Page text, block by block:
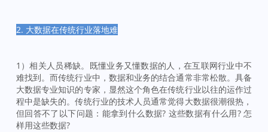
2. 大数据在传统行业落地难
1）相关人员稀缺。既懂业务又懂数据的人，在互联网行业中不
难找到。而传统行业中，数据和业务的结合通常非常松散。具备
大数据专业知识的专家，显然这个角色在传统行业以往的运作过
程中是缺失的。传统行业的技术人员通常觉得大数据很潮很热，
但回答不了以下问题：能拿到什么数据? 这些数据有什么用? 怎
样用这些数据?